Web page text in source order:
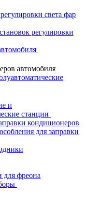
света фар
регулировки
автомобиля
и
станции
кондиционеров
для заправки
для фреона